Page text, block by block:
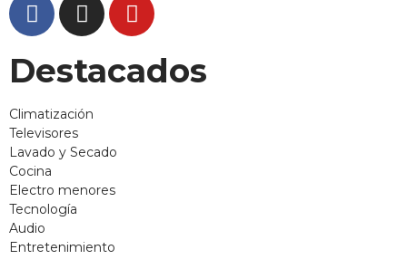
Destacados
Climatización
Televisores
Lavado y Secado
Cocina
Electro menores
Tecnología
Audio
Entretenimiento